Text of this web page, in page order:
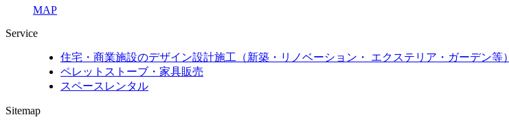
MAP
Service
住宅・商業施設のデザイン設計施工（新築・リノベーション・ エクステリア・ガーデン等）
ペレットストーブ・家具販売
スペースレンタル
Sitemap